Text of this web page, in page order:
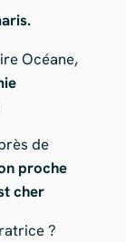
Océane,
de
proche
cher
?